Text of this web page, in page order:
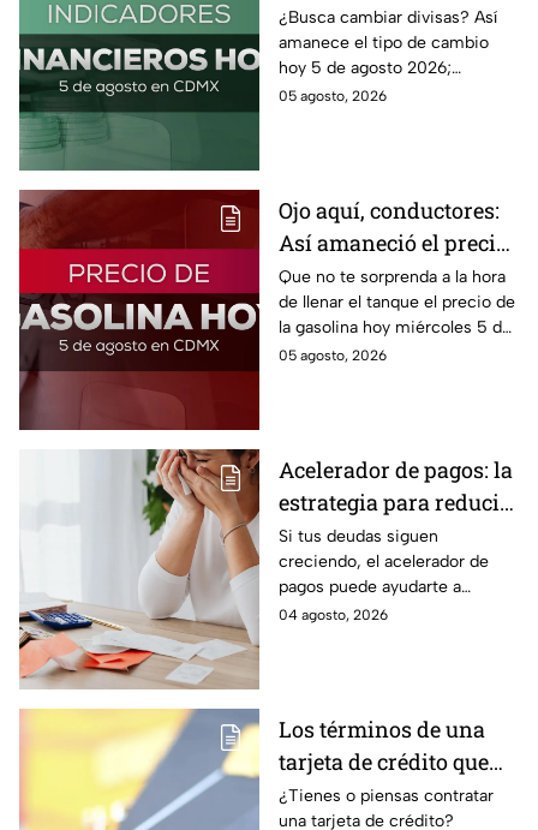
miércoles 5 de agosto
2026?
¿Busca cambiar divisas? Así
amanece el tipo de cambio
hoy 5 de agosto 2026;
consulta el precio del dólar
05 agosto, 2026
Ojo aquí, conductores:
Así amaneció el precio
de la gasolina HOY
Que no te sorprenda a la hora
de llenar el tanque el precio de
la gasolina hoy miércoles 5 de
agosto 2026; aquí te dejamos
05 agosto, 2026
Acelerador de pagos: la
estrategia para reducir
tus deudas más rápido
y recuperar el control
de tus finanzas
Si tus deudas siguen
creciendo, el acelerador de
pagos puede ayudarte a
ordenar tus finanzas, priorizar
04 agosto, 2026
Los términos de una
tarjeta de crédito que
debes entender para
¿Tienes o piensas contratar
una tarjeta de crédito?